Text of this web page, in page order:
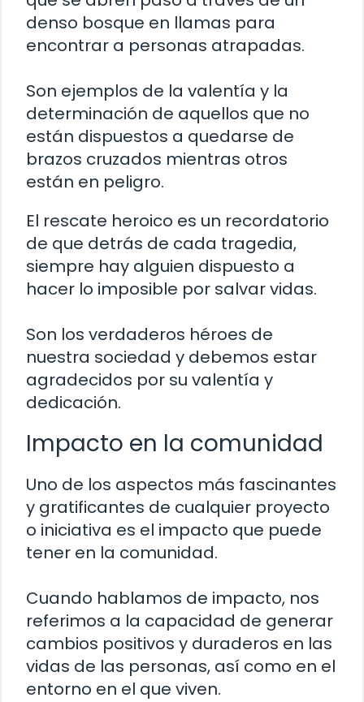
denso bosque en llamas para
encontrar a personas atrapadas.
Son ejemplos de la valentía y la
determinación de aquellos que no
están dispuestos a quedarse de
brazos cruzados mientras otros
están en peligro.
El rescate heroico es un recordatorio
de que detrás de cada tragedia,
siempre hay alguien dispuesto a
hacer lo imposible por salvar vidas.
Son los verdaderos héroes de
nuestra sociedad y debemos estar
agradecidos por su valentía y
dedicación.
Impacto en la comunidad
Uno de los aspectos más fascinantes
y gratificantes de cualquier proyecto
o iniciativa es el impacto que puede
tener en la comunidad.
Cuando hablamos de impacto, nos
referimos a la capacidad de generar
cambios positivos y duraderos en las
vidas de las personas, así como en el
entorno en el que viven.